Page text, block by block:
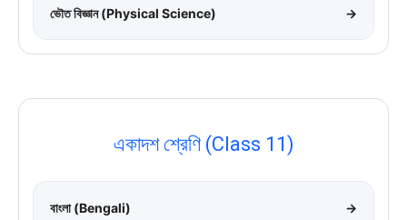
ভৌত বিজ্ঞান (Physical Science) →
একাদশ শ্রেণি (Class 11)
বাংলা (Bengali) →